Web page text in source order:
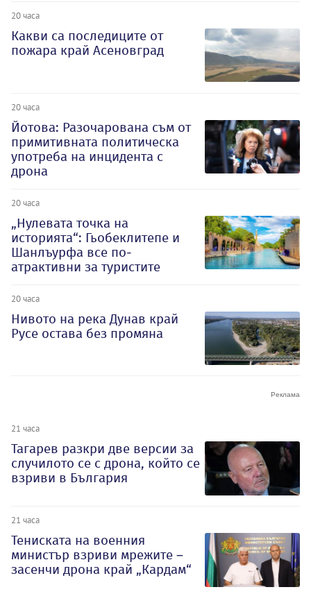
20 часа
Какви са последиците от
пожара край Асеновград
20 часа
Йотова: Разочарована съм от
примитивната политическа
употреба на инцидента с
дрона
20 часа
„Нулевата точка на
историята“: Гьобеклитепе и
Шанлъурфа все по-
атрактивни за туристите
20 часа
Нивото на река Дунав край
Русе остава без промяна
21 часа
Тагарев разкри две версии за
случилото се с дрона, който се
взриви в България
21 часа
Тениската на военния
министър взриви мрежите –
засенчи дрона край „Кардам“